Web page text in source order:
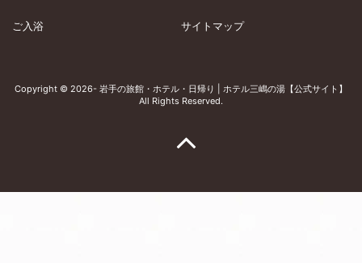
ご入浴 サイトマップ
Copyright © 2026- 岩手の旅館・ホテル・日帰り | ホテル三嶋の湯【公式サイト】
All Rights Reserved.